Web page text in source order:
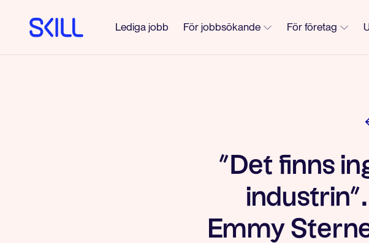
Lediga jobb För jobbsökande För företag
”Det finns
Emmy